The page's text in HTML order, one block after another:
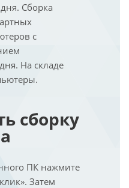
Сборка
с
На складе
сборку
ПК нажмите
Затем